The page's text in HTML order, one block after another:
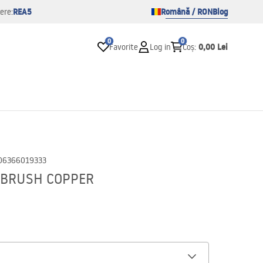
REA5 Română / RONBlog
0
Favorite Log in
0
Coș: 0,00 Lei
COPPER